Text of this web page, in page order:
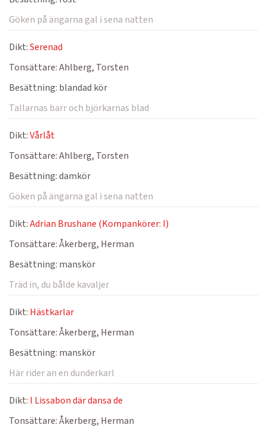
Göken på ängarna gal i sena natten
Dikt:Serenad
Tonsättare:Ahlberg, Torsten
Besättning: blandad kör
Tallarnas barr och björkarnas blad
Dikt:Vårlåt
Tonsättare:Ahlberg, Torsten
Besättning:damkör
Göken på ängarna gal i sena natten
Dikt:Adrian Brushane (Kompankörer: I)
Tonsättare:Åkerberg, Herman
Besättning: manskör
Träd in, du bålde kavaljer
Dikt: Hästkarlar
Tonsättare:Åkerberg, Herman
Besättning: manskör
Här rider an en dunderkarl
Dikt: I Lissabon där dansa de
Tonsättare:Åkerberg, Herman